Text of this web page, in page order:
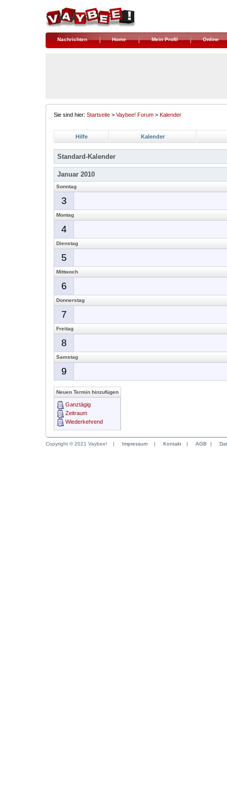
Nachrichten Home Mein Profil Online
Sie sind hier: Startseite > Vaybee! Forum > Kalender
Hilfe Kalender
Standard-Kalender
Januar 2010
Sonntag
3
Montag
4
Dienstag
5
Mittwoch
6
Donnerstag
7
Freitag
8
Samstag
9
Neuen Termin hinzufügen
Ganztägig
Zeitraum
Wiederkehrend
Copyright © 2021 Vaybee! | Impressum | Kontakt | AGB |